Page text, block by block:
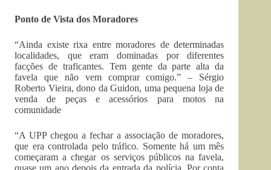
Ponto de Vista dos Moradores
“Ainda existe rixa entre moradores de determinadas
localidades, que eram dominadas por diferentes
facções de traficantes. Tem gente da parte alta da
favela que não vem comprar comigo.” – Sérgio
Roberto Vieira, dono da Guidon, uma pequena loja de
venda de peças e acessórios para motos na
comunidade
“A UPP chegou a fechar a associação de moradores,
que era controlada pelo tráfico. Somente há um mês
começaram a chegar os serviços públicos na favela,